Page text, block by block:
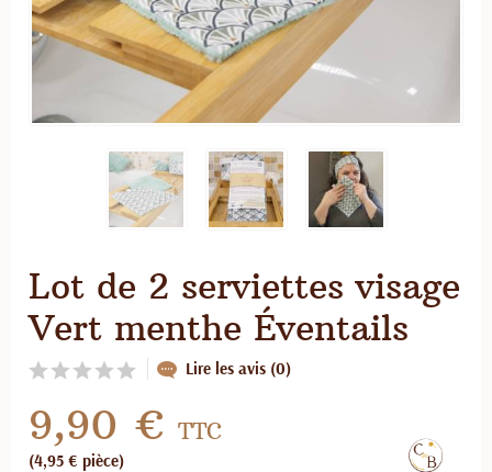
Lot de 2 serviettes visage
Vert menthe Éventails
Lire les avis (0)
9,90 € TTC
(4,95 € pièce)